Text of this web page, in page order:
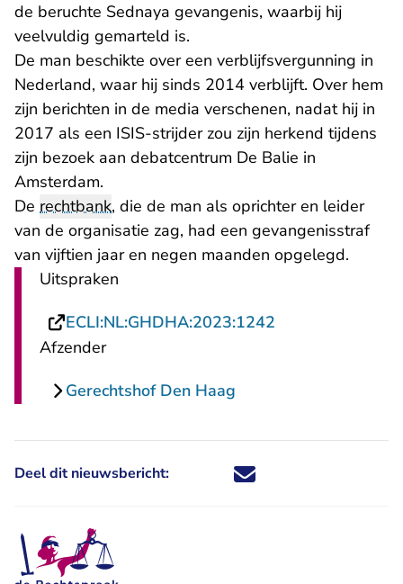
de beruchte Sednaya gevangenis, waarbij hij
veelvuldig gemarteld is.
De man beschikte over een verblijfsvergunning in
Nederland, waar hij sinds 2014 verblijft. Over hem
zijn berichten in de media verschenen, nadat hij in
2017 als een ISIS-strijder zou zijn herkend tijdens
zijn bezoek aan debatcentrum De Balie in
Amsterdam.
De rechtbank, die de man als oprichter en leider
van de organisatie zag, had een gevangenisstraf
van vijftien jaar en negen maanden opgelegd.
Uitspraken
ECLI:NL:GHDHA:2023:1242
Afzender
Gerechtshof Den Haag
Deel dit nieuwsbericht: Deel dit nieuwsbericht via X -
Deel dit nieuwsbericht via
Deel dit nieuwsbericht
Deel dit